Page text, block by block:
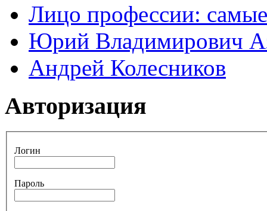
Лицо профессии:
Юрий Владимирович
Андрей Колесников
Авторизация
Логин
Пароль